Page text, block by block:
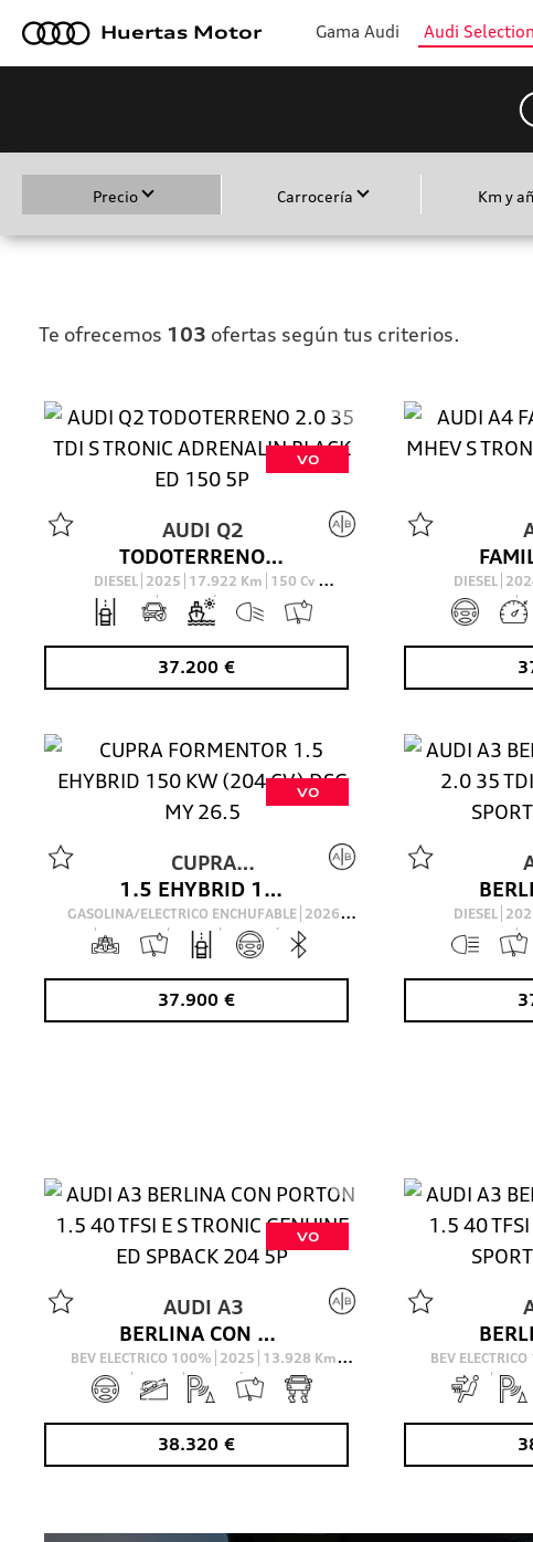
a Huertas Motor Gama Audi Audi
Precio Carrocería Km y
Te ofrecemos 103 ofertas según tus criterios.
VO
AUDI Q2
TODOTERRENO 2.0 35 TDI S TRONIC ADRENALIN BLACK ED 150 5P
DIESEL 2025 17.922 Km 150 Cv
AUTOMÁTICO
37.200 €
DIESEL
VO
CUPRA
FORMENTOR 1.5 EHYBRID 150 KW (204 CV) DSG MY 26.5
GASOLINA/ELECTRICO ENCHUFABLE 2026
4.020 Km 204 Cv AUTOMÁTICO
37.900 €
DIESEL
VO
AUDI A3
BERLINA CON PORTON 1.5 40 TFSI E S TRONIC GENUINE ED SPBACK 204 5P
BEV ELECTRICO 100% 2025 13.928 Km
204Cv AUTOMÁTICO
38.320 €
BEV
204